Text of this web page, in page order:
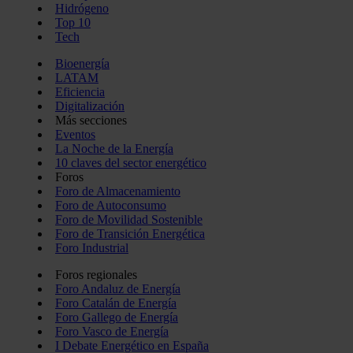
Hidrógeno
Top 10
Tech
Bioenergía
LATAM
Eficiencia
Digitalización
Más secciones
Eventos
La Noche de la Energía
10 claves del sector energético
Foros
Foro de Almacenamiento
Foro de Autoconsumo
Foro de Movilidad Sostenible
Foro de Transición Energética
Foro Industrial
Foros regionales
Foro Andaluz de Energía
Foro Catalán de Energía
Foro Gallego de Energía
Foro Vasco de Energía
I Debate Energético en España